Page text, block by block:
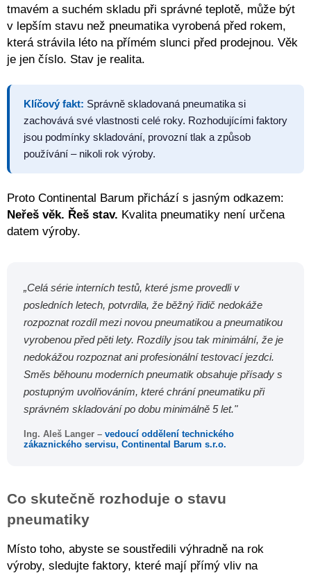
tmavém a suchém skladu při správné teplotě, může být
v lepším stavu než pneumatika vyrobená před rokem,
která strávila léto na přímém slunci před prodejnou. Věk
je jen číslo. Stav je realita.
Klíčový fakt: Správně skladovaná pneumatika si
zachovává své vlastnosti celé roky. Rozhodujícími faktory
jsou podmínky skladování, provozní tlak a způsob
používání – nikoli rok výroby.
Proto Continental Barum přichází s jasným odkazem:
Neřeš věk. Řeš stav. Kvalita pneumatiky není určena
datem výroby.
„Celá série interních testů, které jsme provedli v
posledních letech, potvrdila, že běžný řidič nedokáže
rozpoznat rozdíl mezi novou pneumatikou a pneumatikou
vyrobenou před pěti lety. Rozdíly jsou tak minimální, že je
nedokážou rozpoznat ani profesionální testovací jezdci.
Směs běhounu moderních pneumatik obsahuje přísady s
postupným uvolňováním, které chrání pneumatiku při
správném skladování po dobu minimálně 5 let."
Ing. Aleš Langer – vedoucí oddělení technického
zákaznického servisu, Continental Barum s.r.o.
Co skutečně rozhoduje o stavu
pneumatiky
Místo toho, abyste se soustředili výhradně na rok
výroby, sledujte faktory, které mají přímý vliv na